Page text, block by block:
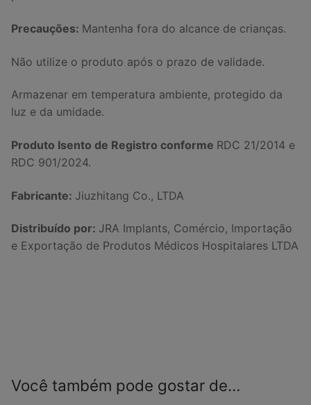
Precauções: Mantenha fora do alcance de crianças.
Não utilize o produto após o prazo de validade.
Armazenar em temperatura ambiente, protegido da
luz e da umidade.
Produto Isento de Registro conforme RDC 21/2014 e
RDC 901/2024.
Fabricante: Jiuzhitang Co., LTDA
Distribuído por: JRA Implants, Comércio, Importação
e Exportação de Produtos Médicos Hospitalares LTDA
Você também pode gostar de…